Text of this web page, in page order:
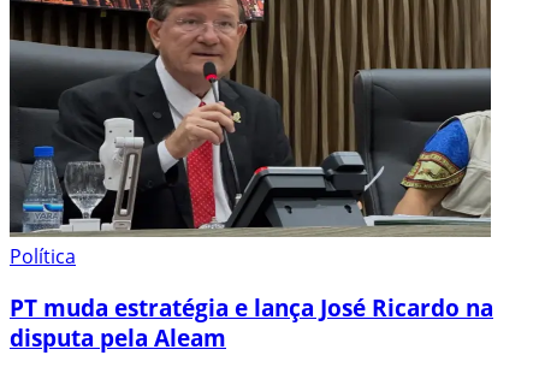
Política
PT muda estratégia e lança José Ricardo na
disputa pela Aleam